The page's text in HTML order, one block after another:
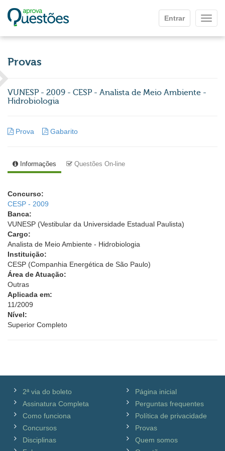
Entrar
Provas
VUNESP - 2009 - CESP - Analista de Meio Ambiente -
Hidrobiologia
Prova Gabarito
Informações Questões On-line
Concurso:
CESP - 2009
Banca:
VUNESP (Vestibular da Universidade Estadual Paulista)
Cargo:
Analista de Meio Ambiente - Hidrobiologia
Instituição:
CESP (Companhia Energética de São Paulo)
Área de Atuação:
Outras
Aplicada em:
11/2009
Nível:
Superior Completo
2ª via do boleto
Assinatura Completa
Como funciona
Concursos
Disciplinas
Página inicial
Perguntas frequentes
Política de privacidade
Provas
Quem somos